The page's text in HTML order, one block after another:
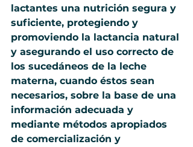
lactantes una nutrición segura y
suficiente, protegiendo y
promoviendo la lactancia natural
y asegurando el uso correcto de
los sucedáneos de la leche
materna, cuando éstos sean
necesarios, sobre la base de una
información adecuada y
mediante métodos apropiados
de comercialización y